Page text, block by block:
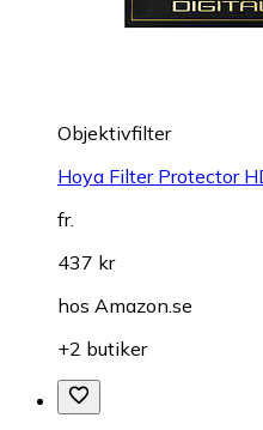
Objektivfilter
Hoya Filter Protector
fr.
437 kr
hos Amazon.se
+2 butiker